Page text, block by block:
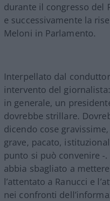
durante il congresso del
e successivamente la
Meloni in Parlamento.
Interpellato dal
intervento del
in generale, un
dovrebbe strillare.
dicendo cose
grave, pacato,
punto si può convenire -
abbia sbagliato a
l’attentato a Ranucci e
nei confronti